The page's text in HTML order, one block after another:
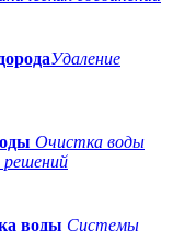
Удаление
Очистка воды
воды Системы